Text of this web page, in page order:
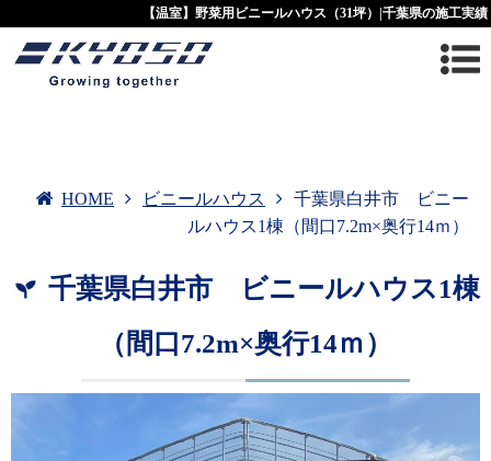
【温室】野菜用ビニールハウス（31坪）|千葉県の施工実績
HOME ビニールハウス
千葉県白井市 ビニー
ルハウス1棟（間口7.2m×奥行14ｍ）
千葉県白井市 ビニールハウス1棟
（間口7.2m×奥行14ｍ）